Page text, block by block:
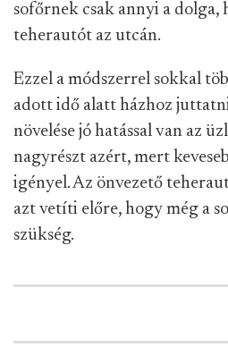
sofőrnek csak annyi a dolga,
teherautót az utcán.
Ezzel a módszerrel sokkal
adott idő alatt házhoz
növelése jó hatással van az
nagyrészt azért, mert
igényel. Az önvezető
azt vetíti előre, hogy még a
szükség.